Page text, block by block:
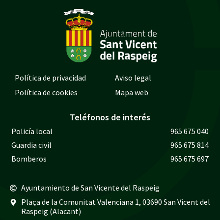
Política de privacidad
Aviso legal
Política de cookies
Mapa web
Teléfonos de interés
Policía local
965 675 040
Guardia civil
965 675 814
Bomberos
965 675 697
Ayuntamiento de San Vicente del Raspeig
Plaça de la Comunitat Valenciana 1, 03690 San Vicent del
Raspeig (Alacant)